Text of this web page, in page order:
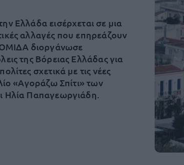
Ελλάδα εισέρχεται σε μια
αλλαγές που επηρεάζουν
διοργάνωσε
της Βόρειας Ελλάδας για
σχετικά με τις νέες
«Αγοράζω Σπίτι» των
Ηλία Παπαγεωργιάδη.